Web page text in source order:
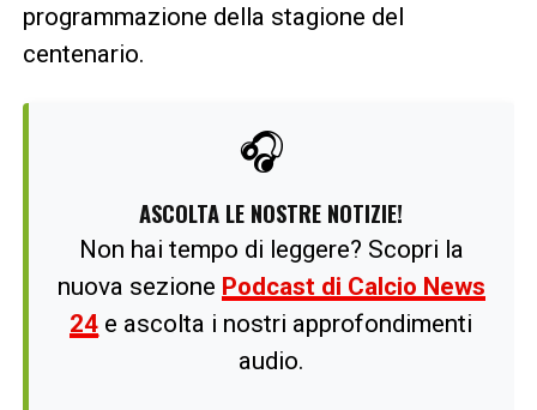
programmazione della stagione del
centenario.
🎧
ASCOLTA LE NOSTRE NOTIZIE!
Non hai tempo di leggere? Scopri la
nuova sezione Podcast di Calcio News
24 e ascolta i nostri approfondimenti
audio.